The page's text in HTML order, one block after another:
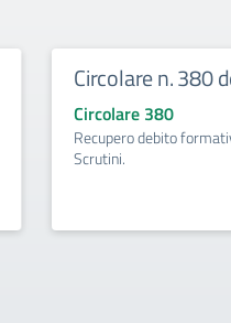
Circolare n. 380
Circolare 380
Recupero debito
Scrutini.